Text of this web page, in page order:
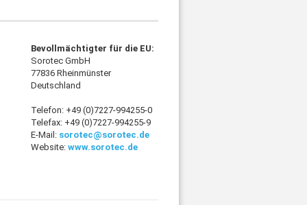
Bevollmächtigter für die EU:
Sorotec GmbH
77836 Rheinmünster
Deutschland
Telefon: +49 (0)7227-994255-0
Telefax: +49 (0)7227-994255-9
E-Mail: sorotec@sorotec.de
Website:www.sorotec.de